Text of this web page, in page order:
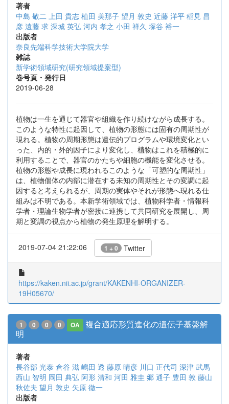
著者
中島 敬二 上田 貴志 植田 美那子 望月 敦史 近藤 洋平 稲見 昌
彦 遠藤 求 深城 英弘 河内 孝之 小田 祥久 塚谷 裕一
出版者
奈良先端科学技術大学院大学
雑誌
新学術領域研究(研究領域提案型)
巻号頁・発行日
2019-06-28
植物は一生を通じて器官や組織を作り続けながら成長する。
このような特性に起因して、植物の形態には固有の周期性が
現れる。植物の周期形態は遺伝的プログラムや環境変化とい
った、内的・外的因子により変化し、植物はこれを積極的に
利用することで、器官のかたちや細胞の機能を変化させる。
植物の形態や成長に現われるこのような「可塑的な周期性」
は、植物個体の内部に潜在する未知の周期性とその変調に起
因すると考えられるが、周期の実体やそれが形態へ現れる仕
組みは不明である。本新学術領域では、植物科学者・情報科
学者・理論生物学者が密接に連携して共同研究を展開し、周
期と変調の視点から植物の発生原理を解明する。
2019-07-04 21:22:06 1 + 0 Twitter
https://kaken.nii.ac.jp/grant/KAKENHI-ORGANIZER-
19H05670/
1 0 0 0 OA
複合適応形質進化の遺伝子基盤解
明
著者
長谷部 光泰 倉谷 滋 嶋田 透 藤原 晴彦 川口 正代司 深津 武馬
西山 智明 岡田 典弘 阿形 清和 河田 雅圭 郷 通子 豊田 敦 藤山
秋佐夫 望月 敦史 矢原 徹一
出版者